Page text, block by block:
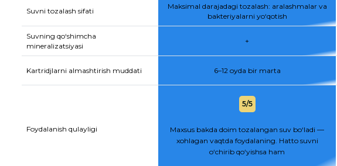
Suvni tozalash sifati
Maksimal darajadagi tozalash: aralashmalar va
bakteriyalarni yo‘qotish
Suvning qo‘shimcha
mineralizatsiyasi
+
Kartridjlarni almashtirish muddati 6–12 oyda bir marta
Foydalanish qulayligi
5/5
Maxsus bakda doim tozalangan suv bo‘ladi —
xohlagan vaqtda foydalaning. Hatto suvni
o‘chirib qo‘yishsa ham